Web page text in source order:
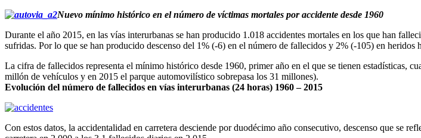
Nuevo mínimo histórico en el número de víctimas mortales por accidente desde 1960
Durante el año 2015, en las vías interurbanas se han producido 1.018 accidentes mortales en los que han
sufridas. Por lo que se han producido descenso del 1% (-6) en el número de fallecidos y 2% (-105) en
La cifra de fallecidos representa el mínimo histórico desde 1960, primer año en el que se tienen estadísticas,
millón de vehículos y en 2015 el parque automovilístico sobrepasa los 31 millones).
Evolución del número de fallecidos en vías interurbanas (24 horas) 1960 – 2015
Con estos datos, la accidentalidad en carretera desciende por duodécimo año consecutivo, descenso que se